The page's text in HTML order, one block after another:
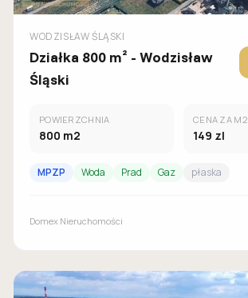
WODZISŁAW ŚLĄSKI
Działka 800 m² - Wodzisław
Śląski
POWIERZCHNIA
800 m2
CENA ZA M2
149 zl
MPZP Woda Prad Gaz płaska
Domex Nieruchomości